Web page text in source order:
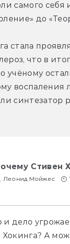
самого себя
до
стала
что в
учёному
воспаления
синтезатор
Стивен
Леонид Мойжес
дело
А